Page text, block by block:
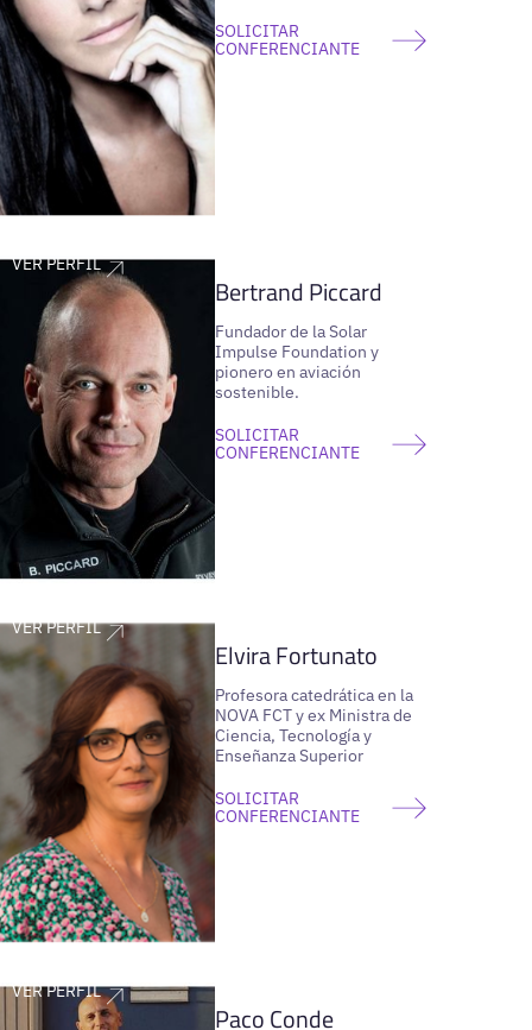
SOLICITAR
CONFERENCIANTE
VER PERFIL
Bertrand Piccard
Fundador de la Solar
Impulse Foundation y
pionero en aviación
sostenible.
SOLICITAR
CONFERENCIANTE
VER PERFIL
Elvira Fortunato
Profesora catedrática en la
NOVA FCT y ex Ministra de
Ciencia, Tecnología y
Enseñanza Superior
SOLICITAR
CONFERENCIANTE
VER PERFIL
Paco Conde